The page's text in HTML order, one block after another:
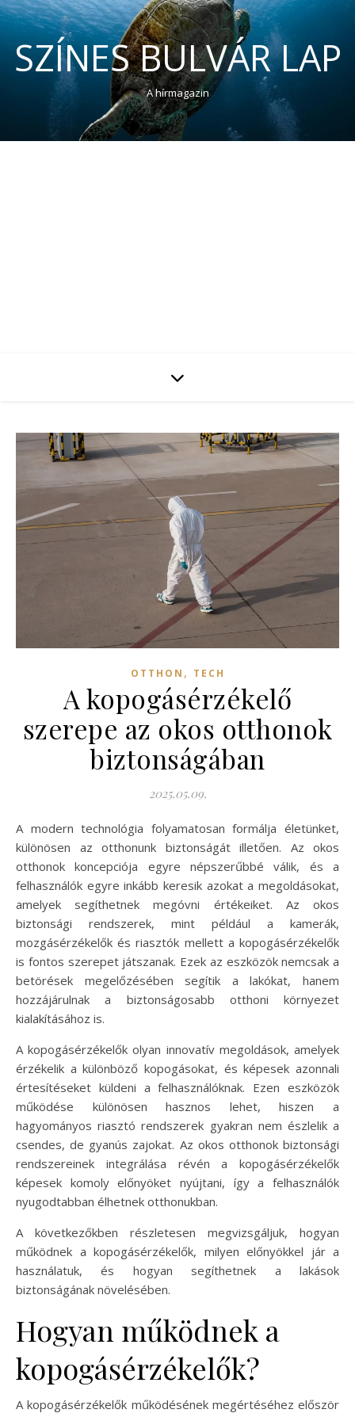
SZÍNES BULVÁR LAP
A hírmagazin
OTTHON , TECH
A kopogásérzékelő
szerepe az okos otthonok
biztonságában
2025.05.09.
A modern technológia folyamatosan formálja életünket,
különösen az otthonunk biztonságát illetően. Az okos
otthonok koncepciója egyre népszerűbbé válik, és a
felhasználók egyre inkább keresik azokat a megoldásokat,
amelyek segíthetnek megóvni értékeiket. Az okos
biztonsági rendszerek, mint például a kamerák,
mozgásérzékelők és riasztók mellett a kopogásérzékelők
is fontos szerepet játszanak. Ezek az eszközök nemcsak a
betörések megelőzésében segítik a lakókat, hanem
hozzájárulnak a biztonságosabb otthoni környezet
kialakításához is.
A kopogásérzékelők olyan innovatív megoldások, amelyek
érzékelik a különböző kopogásokat, és képesek azonnali
értesítéseket küldeni a felhasználóknak. Ezen eszközök
működése különösen hasznos lehet, hiszen a
hagyományos riasztó rendszerek gyakran nem észlelik a
csendes, de gyanús zajokat. Az okos otthonok biztonsági
rendszereinek integrálása révén a kopogásérzékelők
képesek komoly előnyöket nyújtani, így a felhasználók
nyugodtabban élhetnek otthonukban.
A következőkben részletesen megvizsgáljuk, hogyan
működnek a kopogásérzékelők, milyen előnyökkel jár a
használatuk, és hogyan segíthetnek a lakások
biztonságának növelésében.
Hogyan működnek a
kopogásérzékelők?
A kopogásérzékelők működésének megértéséhez először